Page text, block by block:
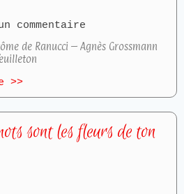
commentaire
de Ranucci – Agnès Grossmann
>>
sont les fleurs de ton